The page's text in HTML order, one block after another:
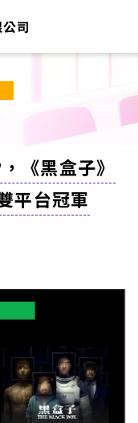
《黑盒子》
平台冠軍